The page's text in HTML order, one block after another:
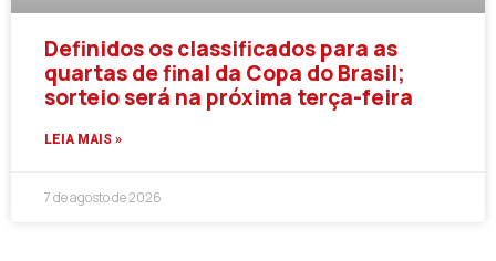
Definidos os classificados para as
quartas de final da Copa do Brasil;
sorteio será na próxima terça-feira
LEIA MAIS »
7 de agosto de 2026